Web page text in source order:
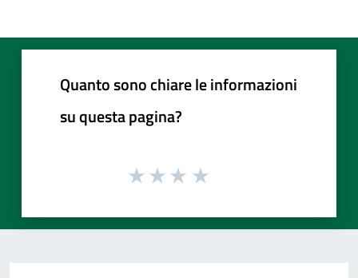
Quanto sono chiare le informazioni
su questa pagina?